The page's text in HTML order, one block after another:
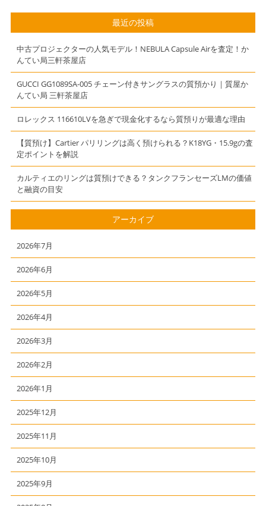
最近の投稿
中古プロジェクターの人気モデル！NEBULA Capsule Airを査定！か
んてい局三軒茶屋店
GUCCI GG1089SA-005 チェーン付きサングラスの質預かり｜質屋か
んてい局 三軒茶屋店
ロレックス 116610LVを急ぎで現金化するなら質預りが最適な理由
【質預け】Cartier パリリングは高く預けられる？K18YG・15.9gの査
定ポイントを解説
カルティエのリングは質預けできる？タンクフランセーズLMの価値
と融資の目安
アーカイブ
2026年7月
2026年6月
2026年5月
2026年4月
2026年3月
2026年2月
2026年1月
2025年12月
2025年11月
2025年10月
2025年9月